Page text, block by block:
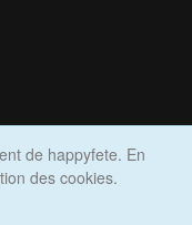
de happyfete. En
des cookies.